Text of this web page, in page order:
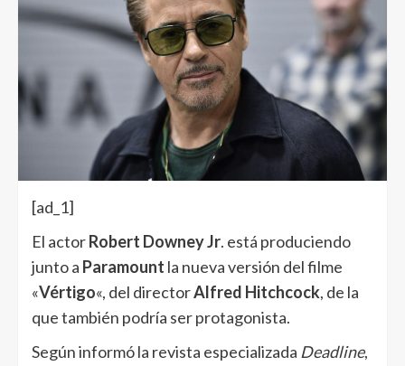
[ad_1]
El actorRobert Downey Jr. está produciendo
junto a Paramount la nueva versión del filme
«Vértigo«, del directorAlfred Hitchcock, de la
que también podría ser protagonista.
Según informó la revista especializada Deadline,